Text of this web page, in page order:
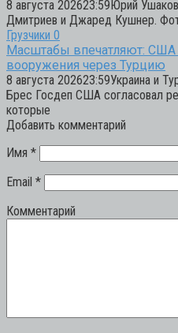
8 августа 202623:59Юрий
Дмитриев и Джаред Кушнер.
Грузчики 0
Масштабы впечатляют: США
вооружения через Турцию
8 августа 202623:59Украина и
Брес Госдеп США согласовал
которые
Добавить комментарий
Имя *
Email *
Комментарий